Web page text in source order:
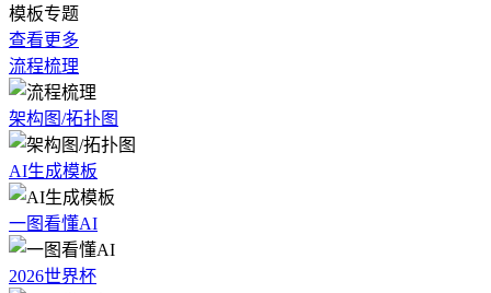
模板专题
查看更多
流程梳理
架构图/拓扑图
AI生成模板
一图看懂AI
2026世界杯